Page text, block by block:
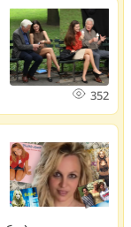
352